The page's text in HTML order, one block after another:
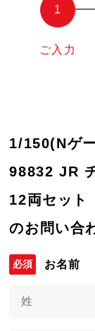
ご入力
1/150(Nゲ
98832 JR
12両セット
のお問い合
お名前